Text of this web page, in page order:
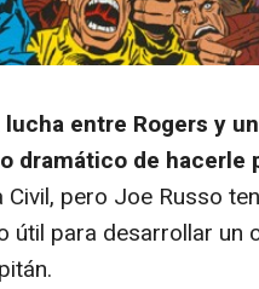
lucha entre Rogers y
dramático de hacerle
Civil, pero Joe Russo
útil para desarrollar